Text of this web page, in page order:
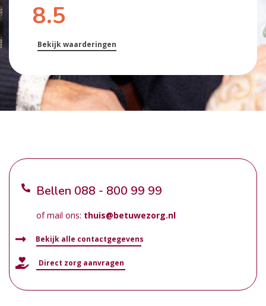
8.5
Bekijk waarderingen
Bellen 088 - 800 99 99
of mail ons: thuis@betuwezorg.nl
Bekijk alle contactgegevens
Direct zorg aanvragen